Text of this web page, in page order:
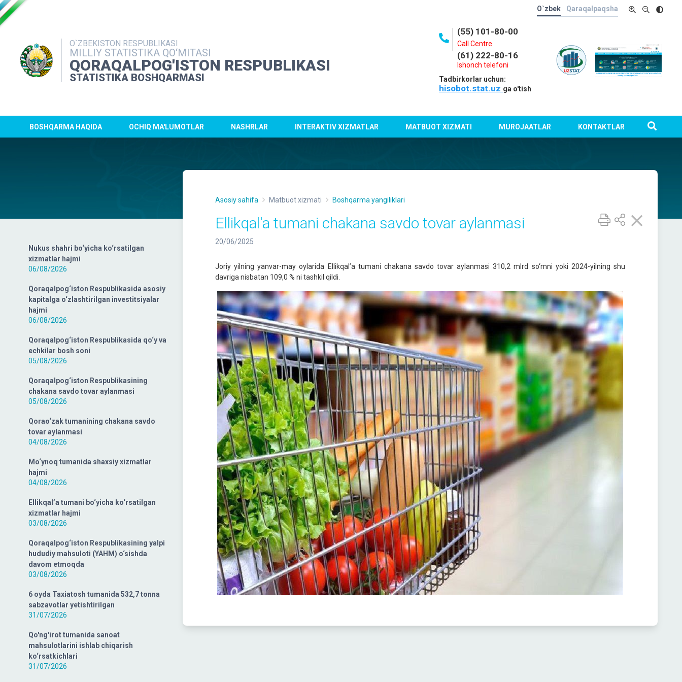
O`zbek Qaraqalpaqsha
O`ZBEKISTON RESPUBLIKASI
MILLIY STATISTIKA QO‘MITASI
QORAQALPOG'ISTON RESPUBLIKASI
STATISTIKA BOSHQARMASI
(55) 101-80-00
Call Centre
(61) 222-80-16
Ishonch telefoni
Tadbirkorlar uchun:
hisobot.stat.uz ga o'tish
BOSHQARMA HAQIDA OCHIQ MA'LUMOTLAR NASHRLAR INTERAKTIV XIZMATLAR MATBUOT XIZMATI MUROJAATLAR KONTAKTLAR
Nukus shahri bo‘yicha ko‘rsatilgan
xizmatlar hajmi
06/08/2026
Qoraqalpog‘iston Respublikasida asosiy
kapitalga o‘zlashtirilgan investitsiyalar
hajmi
06/08/2026
Qoraqalpog‘iston Respublikasida qo‘y va
echkilar bosh soni
05/08/2026
Qoraqalpog‘iston Respublikasining
chakana savdo tovar aylanmasi
05/08/2026
Qorao‘zak tumanining chakana savdo
tovar aylanmasi
04/08/2026
Mo‘ynoq tumanida shaxsiy xizmatlar
hajmi
04/08/2026
Ellikqal’a tumani bo‘yicha ko‘rsatilgan
xizmatlar hajmi
03/08/2026
Qoraqalpog‘iston Respublikasining yalpi
hududiy mahsuloti (YAHM) o‘sishda
davom etmoqda
03/08/2026
6 oyda Taxiatosh tumanida 532,7 tonna
sabzavotlar yetishtirilgan
31/07/2026
Qo'ng'irot tumanida sanoat
mahsulotlarini ishlab chiqarish
ko‘rsatkichlari
31/07/2026
Asosiy sahifa Matbuot xizmati Boshqarma yangiliklari
Ellikqal'a tumani chakana savdo tovar aylanmasi
20/06/2025
Joriy yilning yanvar-may oylarida Ellikqal’a tumani chakana savdo tovar aylanmasi 310,2 mlrd so‘mni yoki 2024-yilning shu
davriga nisbatan 109,0 % ni tashkil qildi.